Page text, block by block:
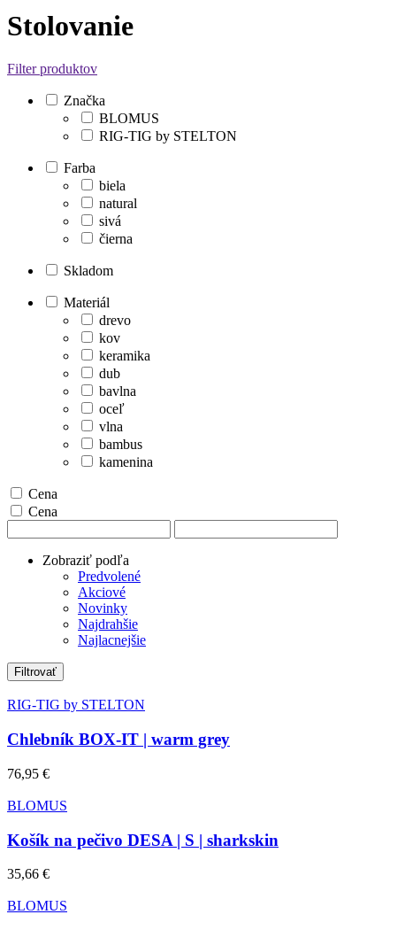
Stolovanie
Filter produktov
Značka
BLOMUS
RIG-TIG by STELTON
Farba
biela
natural
sivá
čierna
Skladom
Materiál
drevo
kov
keramika
dub
bavlna
oceľ
vlna
bambus
kamenina
Cena
Cena
Zobraziť podľa
Predvolené
Akciové
Novinky
Najdrahšie
Najlacnejšie
Filtrovať
RIG-TIG by STELTON
Chlebník BOX-IT | warm grey
76,95 €
BLOMUS
Košík na pečivo DESA | S | sharkskin
35,66 €
BLOMUS